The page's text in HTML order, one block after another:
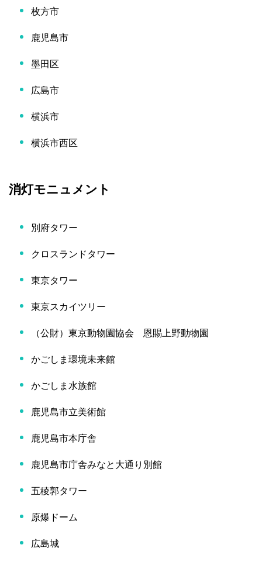
枚方市
鹿児島市
墨田区
広島市
横浜市
横浜市西区
消灯モニュメント
別府タワー
クロスランドタワー
東京タワー
東京スカイツリー
（公財）東京動物園協会 恩賜上野動物園
かごしま環境未来館
かごしま水族館
鹿児島市立美術館
鹿児島市本庁舎
鹿児島市庁舎みなと大通り別館
五稜郭タワー
原爆ドーム
広島城